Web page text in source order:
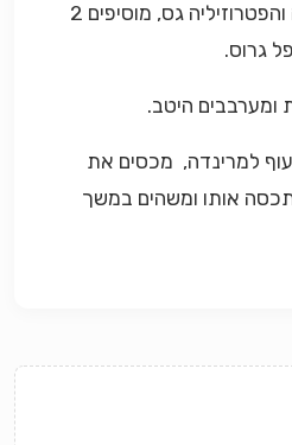
2. קוצצים את הכוסברה והפטרוזיליה גס, מוסיפים 2
גרוס.
למרינדה, מכסים את
אותו ומשהים במשך